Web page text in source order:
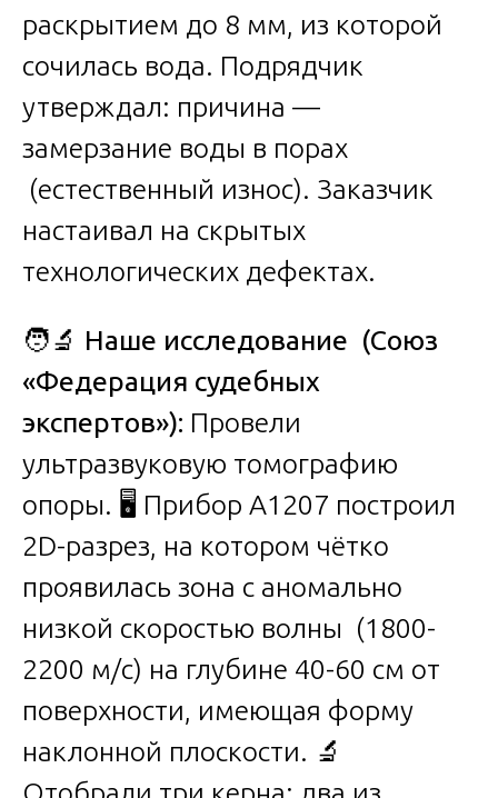
раскрытием до 8 мм, из которой
сочилась вода. Подрядчик
утверждал: причина —
замерзание воды в порах
(естественный износ). Заказчик
настаивал на скрытых
технологических дефектах.
🧑‍🔬 Наше исследование (Союз
«Федерация судебных
экспертов»): Провели
ультразвуковую томографию
опоры. 🖥️ Прибор А1207 построил
2D-разрез, на котором чётко
проявилась зона с аномально
низкой скоростью волны (1800-
2200 м/с) на глубине 40-60 см от
поверхности, имеющая форму
наклонной плоскости. 🔬